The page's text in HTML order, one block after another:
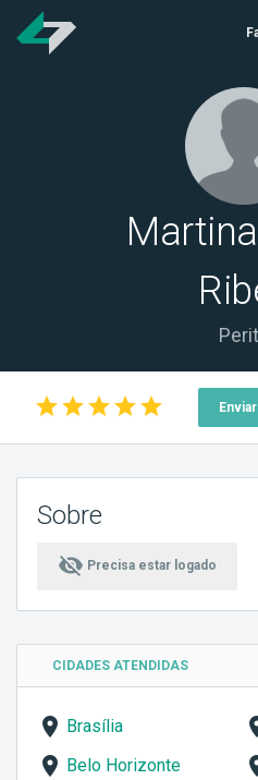
starstarstarstarstar
Sobre
visibility_off Precisa estar logado
CIDADES ATENDIDAS
Brasília
Belo Horizonte